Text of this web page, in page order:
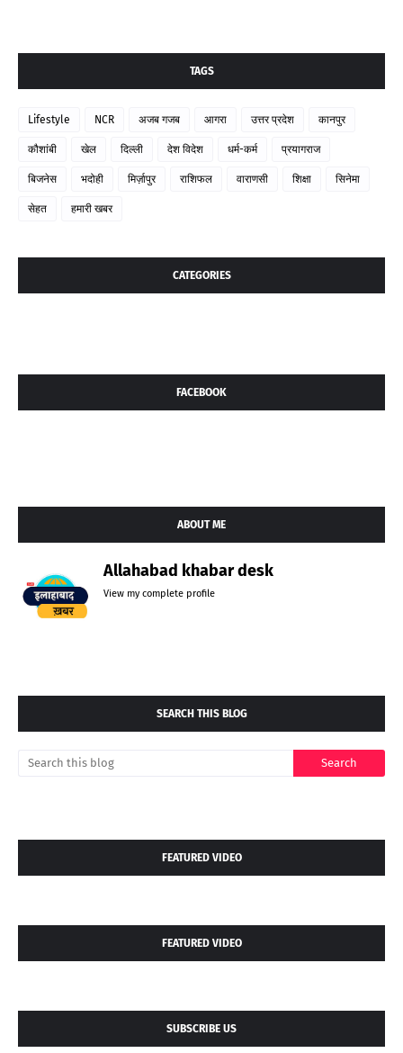
TAGS
Lifestyle NCR अजब गजब आगरा उत्तर प्रदेश कानपुर
कौशांबी खेल दिल्ली देश विदेश धर्म-कर्म प्रयागराज
बिजनेस भदोही मिर्ज़ापुर राशिफल वाराणसी शिक्षा सिनेमा
सेहत हमारी खबर
CATEGORIES
FACEBOOK
ABOUT ME
Allahabad khabar desk
View my complete profile
SEARCH THIS BLOG
FEATURED VIDEO
FEATURED VIDEO
SUBSCRIBE US